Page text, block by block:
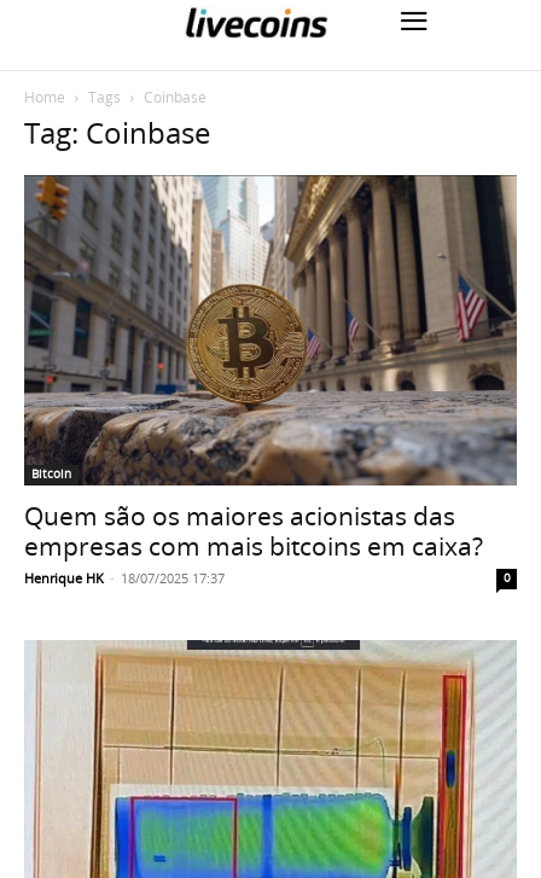
Home Tags Coinbase
Tag: Coinbase
Bitcoin
Quem são os maiores acionistas das
empresas com mais bitcoins em caixa?
Henrique HK - 18/07/2025 17:37 0